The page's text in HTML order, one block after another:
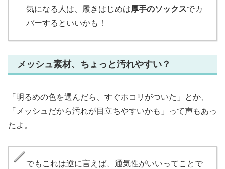
気になる人は、履きはじめは厚手のソックスでカ
バーするといいかも！
メッシュ素材、ちょっと汚れやすい？
「明るめの色を選んだら、すぐホコリがついた」とか、
「メッシュだから汚れが目立ちやすいかも」って声もあっ
たよ。
でもこれは逆に言えば、通気性がいいってことで